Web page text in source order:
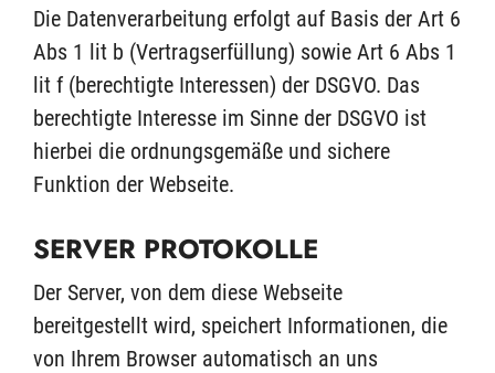
Die Datenverarbeitung erfolgt auf Basis der Art 6
Abs 1 lit b (Vertragserfüllung) sowie Art 6 Abs 1
lit f (berechtigte Interessen) der DSGVO. Das
berechtigte Interesse im Sinne der DSGVO ist
hierbei die ordnungsgemäße und sichere
Funktion der Webseite.
SERVER PROTOKOLLE
Der Server, von dem diese Webseite
bereitgestellt wird, speichert Informationen, die
von Ihrem Browser automatisch an uns